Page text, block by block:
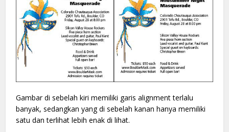
Gambar di sebelah kiri memiliki garis alignment terlalu
banyak, sedangkan yang di sebelah kanan hanya memiliki
satu dan terlihat lebih enak di lihat.